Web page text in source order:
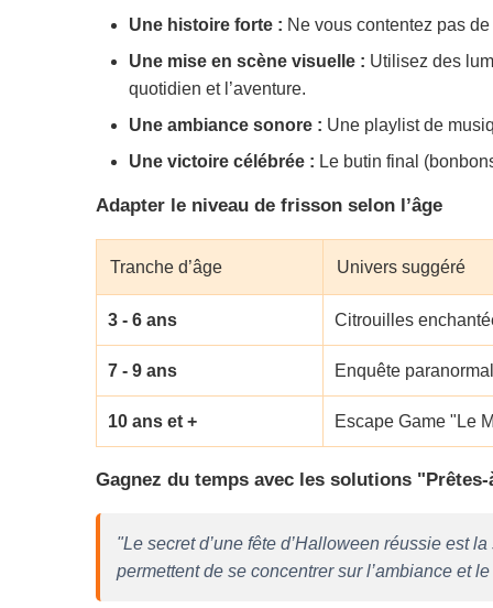
Une histoire forte : Ne vous contentez pas
Une mise en scène visuelle : Utilisez des
quotidien et l’aventure.
Une ambiance sonore : Une playlist de
Une victoire célébrée : Le butin final
Adapter le niveau de frisson selon l’âge
Tranche d’âge Univers suggéré
3 - 6 ans Citrouilles
7 - 9 ans Enquête
10 ans et + Escape Game "Le
Gagnez du temps avec les solutions
"Le secret d’une fête d’Halloween réussie est
permettent de se concentrer sur l’ambiance et